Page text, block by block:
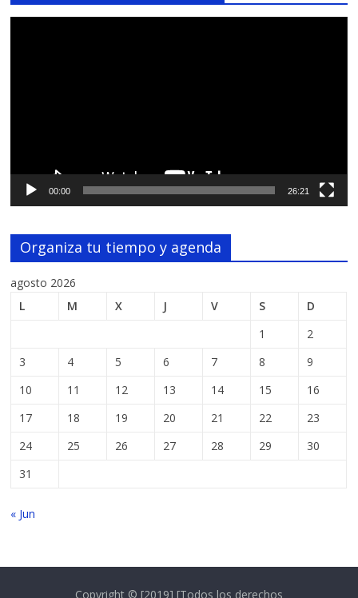
00:00 26:21
Organiza tu tiempo y agenda
agosto 2026
L
M X J V S
D
1
2
3
4 5 6 7 8
9
10
11 12 13 14 15
16
17
18 19 20 21 22
23
24
25 26 27 28 29
30
31
« Jun
Copyright © [2019] [Todos los derechos